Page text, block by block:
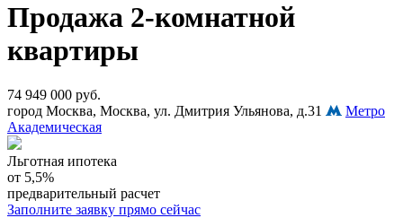
Продажа 2-комнатной
квартиры
74 949 000 руб.
город Москва, Москва, ул. Дмитрия Ульянова, д.31
Метро
Академическая
Льготная ипотека
от 5,5%
предварительный расчет
Заполните заявку прямо сейчас